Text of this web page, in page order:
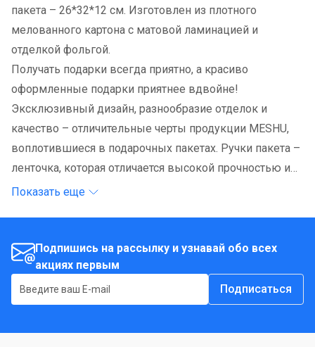
пакета – 26*32*12 см. Изготовлен из плотного
мелованного картона с матовой ламинацией и
отделкой фольгой.
Получать подарки всегда приятно, а красиво
оформленные подарки приятнее вдвойне!
Эксклюзивный дизайн, разнообразие отделок и
качество – отличительные черты продукции MESHU,
воплотившиеся в подарочных пакетах. Ручки пакета –
ленточка, которая отличается высокой прочностью и
насыщенностью цвета. Дарите подарки с любовью, со
Показать еще
Подпишись на рассылку и узнавай обо всех
акциях первым
Подписаться